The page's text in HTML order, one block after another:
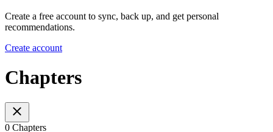
Create a free account to sync, back up, and get personal
recommendations.
Create account
Chapters
0 Chapters